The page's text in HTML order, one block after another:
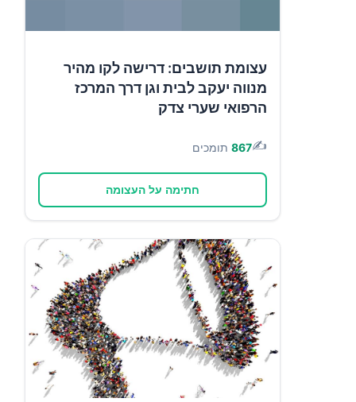
עצומת תושבים: דרישה לקו מהיר
מנווה יעקב לבית וגן דרך המרכז
הרפואי שערי צדק
✍️
867 תומכים
חתימה על העצומה